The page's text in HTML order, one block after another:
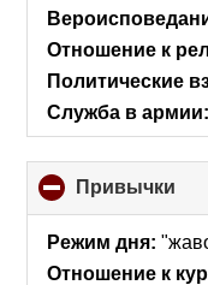
Отношение к
Политические
Служба в армии:
Привычки
to
Режим дня:
Отношение к